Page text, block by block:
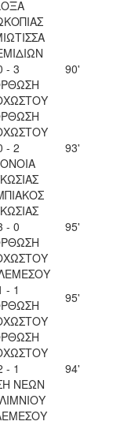
- 3
90'
- 2
93'
- 0
95'
- 1
95'
- 1
ΝΕΩΝ
94'